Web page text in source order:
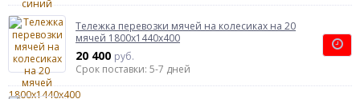
Тележка перевозки мячей на колесиках на 20
мячей 1800х1440х400
20 400 руб.
Срок поставки: 5-7 дней